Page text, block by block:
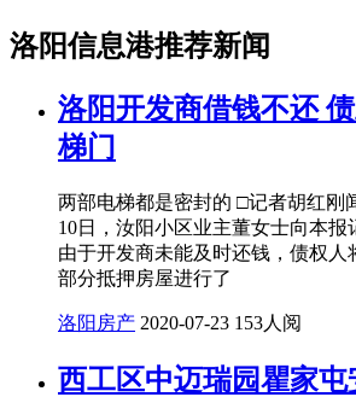
洛阳信息港推荐新闻
洛阳开发商借钱不还
梯门
两部电梯都是密封的 □记者胡红刚
10日，汝阳小区业主董女士向本报
由于开发商未能及时还钱，债权人
部分抵押房屋进行了
洛阳房产 2020-07-23 153人阅
西工区中迈瑞园瞿家